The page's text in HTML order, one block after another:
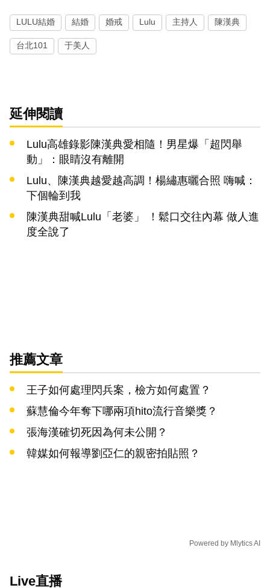
LULU結婚 結婚 婚戒 Lulu 主持人 陳漢典
台北101 于美人
延伸閱讀
Lulu高雄錄影陳漢典愛相隨！男星爆「超閃舉
動」：眼睛沒有離開
Lulu、陳漢典越愛越高調！楊繡惠曬合照 嗨喊：
下個輪到我
陳漢典甜喊Lulu「老婆」 ！鬆口交往內幕 做人進
度全說了
推薦文章
王子如何處理閃兵案，檢方如何處置？
蘇慧倫今年奪下哪兩項hito流行音樂獎？
張海漢確切死因為何未公開？
韓媒如何報導劉亞仁的親密拍貼照？
Powered by Mlytics AI
Live直播